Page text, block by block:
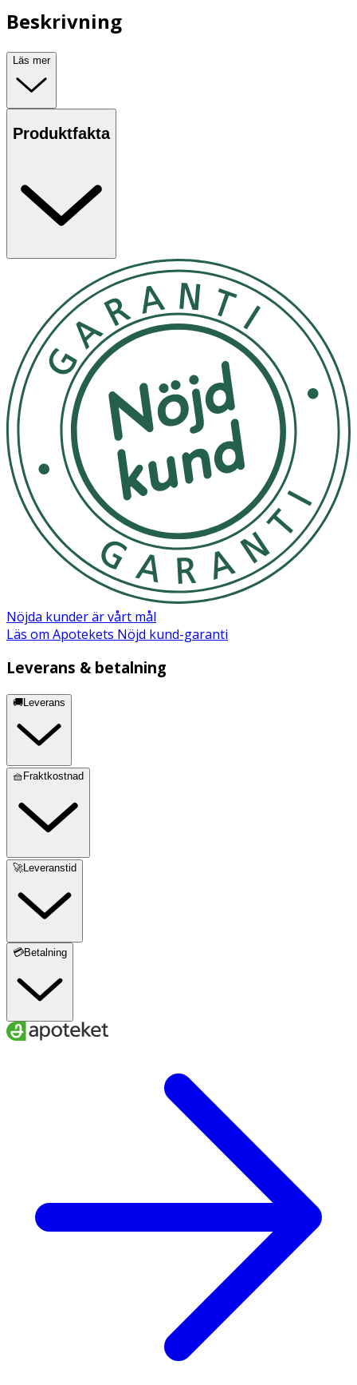
Beskrivning
Läs mer
Produktfakta
Nöjda kunder är vårt mål
Läs om Apotekets Nöjd kund-garanti
Leverans & betalning
🚚Leverans
🧺Fraktkostnad
🚀Leveranstid
💳Betalning